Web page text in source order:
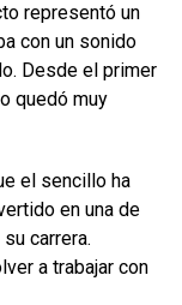
representó un
con un sonido
Desde el primer
quedó muy
el sencillo ha
en una de
carrera.
a trabajar con